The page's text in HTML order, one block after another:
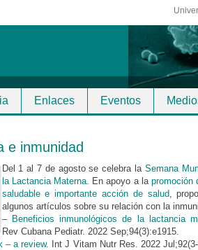
Enlaces Eventos
e inmunidad
Del 1 al 7 de agosto se celebra la Semana
la Lactancia Materna. En apoyo a la promoción
saludable e importante acción de salud,
algunos artículos sobre su relación con la
– Beneficios inmunológicos de la lactancia
Rev Cubana Pediatr. 2022 Sep;94(3):e1915.
– a review. Int J Vitam Nutr Res. 2022